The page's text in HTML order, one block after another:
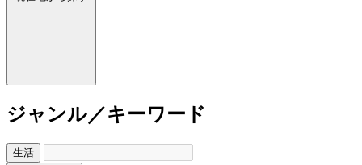
ジャンル／キーワード
生活